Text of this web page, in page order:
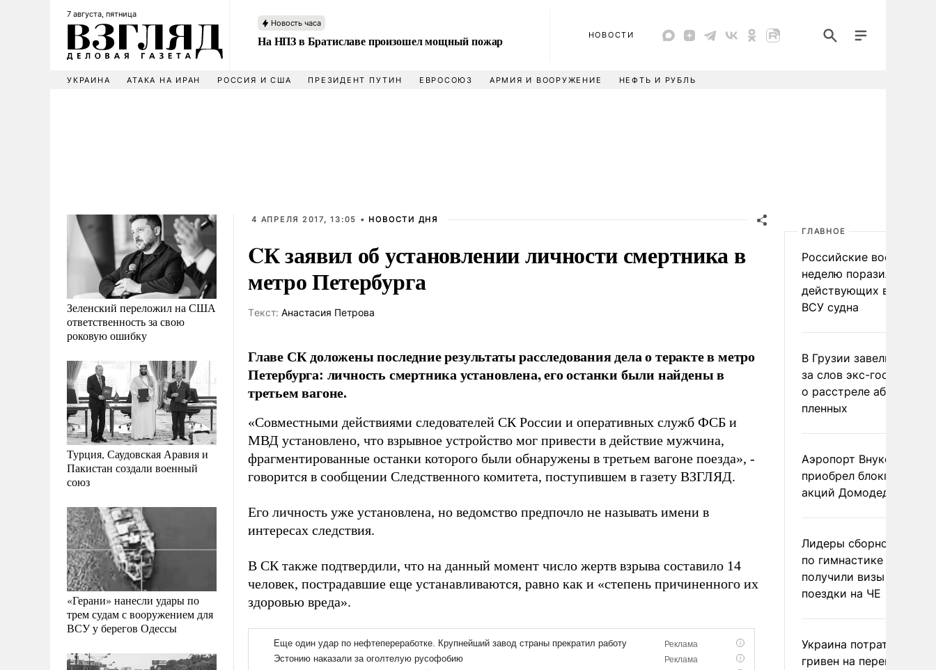
7 августа, пятница
Новость часа
На НПЗ в Братиславе произошел мощный пожар НОВОСТИ
УКРАИНА АТАКА НА ИРАН РОССИЯ И США ПРЕЗИДЕНТ ПУТИН ЕВРОСОЮЗ АРМИЯ И ВООРУЖЕНИЕ НЕФТЬ И РУБЛЬ
Зеленский переложил на США
ответственность за свою
роковую ошибку
Турция, Саудовская Аравия и
Пакистан создали военный
союз
«Герани» нанесли удары по
трем судам с вооружением для
ВСУ у берегов Одессы
4 АПРЕЛЯ 2017, 13:05 • НОВОСТИ ДНЯ
CК заявил об установлении личности смертника в
метро Петербурга
Tекст: Анастасия Петрова
Главе СК доложены последние результаты расследования дела о теракте в метро
Петербурга: личность смертника установлена, его останки были найдены в
третьем вагоне.
«Совместными действиями следователей СК России и оперативных служб ФСБ и
МВД установлено, что взрывное устройство мог привести в действие мужчина,
фрагментированные останки которого были обнаружены в третьем вагоне поезда», -
говорится в сообщении Следственного комитета, поступившем в газету ВЗГЛЯД.
Его личность уже установлена, но ведомство предпочло не называть имени в
интересах следствия.
В СК также подтвердили, что на данный момент число жертв взрыва составило 14
человек, пострадавшие еще устанавливаются, равно как и «степень причиненного их
здоровью вреда».
ГЛАВНОЕ
Российские военные за
неделю поразили 34
действующих в
ВСУ судна
В Грузии завели дело
за слов экс-
о расстреле абхазских
пленных
Аэропорт Внуково
приобрел блокпакет
акций Домодедово
Лидеры сборной
по гимнастике не
получили визы для
поездки на ЧЕ
Украина потратила 1
гривен на